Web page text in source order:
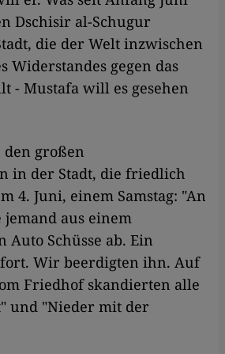
Dschisir al-Schugur
die der Welt inzwischen
Widerstandes gegen das
- Mustafa will es gesehen
großen
in der Stadt, die friedlich
4. Juni, einem Samstag: "An
jemand aus einem
Schüsse ab. Ein
Wir beerdigten ihn. Auf
Friedhof skandierten alle
und "Nieder mit der